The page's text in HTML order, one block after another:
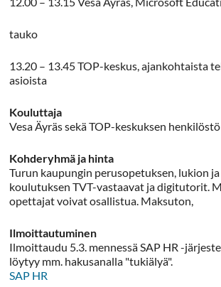
tauko
13.20 – 13.45 TOP-keskus, ajankohtaista
asioista
Kouluttaja
Vesa Äyräs sekä TOP-keskuksen henkilöstö
Kohderyhmä ja hinta
Turun kaupungin perusopetuksen, lukion
koulutuksen TVT-vastaavat ja digitutorit.
opettajat voivat osallistua. Maksuton,
Ilmoittautuminen
Ilmoittaudu 5.3. mennessä SAP HR -
löytyy mm. hakusanalla "tukiälyä".
SAP HR